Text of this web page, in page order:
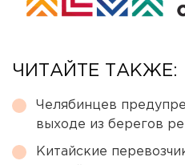
ЧИТАЙТЕ ТАКЖЕ:
Челябинцев
выходе из берегов
Китайские